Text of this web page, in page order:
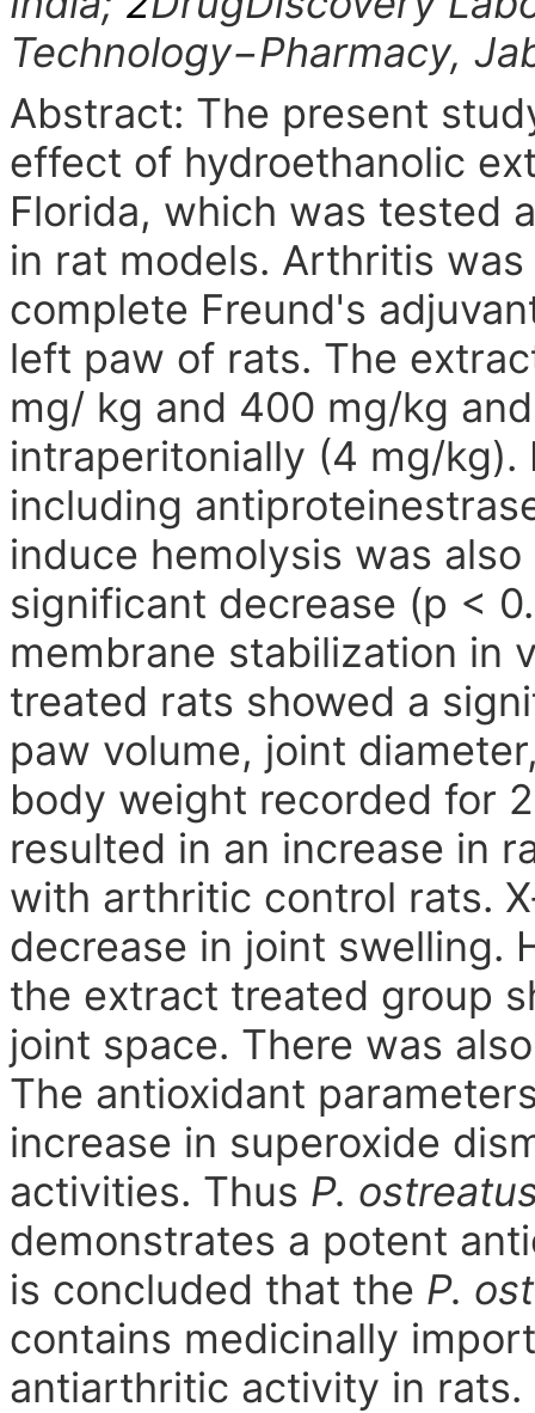
Technology−Pharmacy,
Abstract: The present
effect of hydroethanolic
Florida, which was tested
in rat models. Arthritis
complete Freund's
left paw of rats. The
mg/ kg and 400 mg/kg
intraperitonially (4 mg/
including
induce hemolysis was
significant decrease (p <
membrane stabilization in
treated rats showed a
paw volume, joint
body weight recorded for
resulted in an increase in
with arthritic control rats.
decrease in joint swelling.
the extract treated group
joint space. There was
The antioxidant
increase in superoxide
activities. Thus P.
demonstrates a potent
is concluded that the P.
contains medicinally im
antiarthritic activity in rats.